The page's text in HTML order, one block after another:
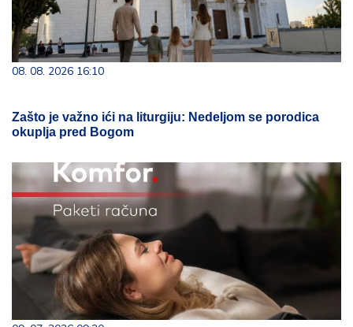
08. 08. 2026 16:10
Zašto je važno ići na liturgiju: Nedeljom se porodica
okuplja pred Bogom